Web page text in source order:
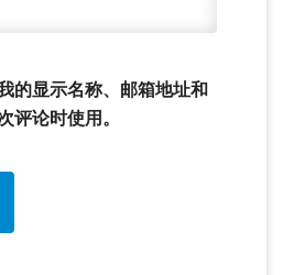
的显示名称、邮箱地址和
评论时使用。